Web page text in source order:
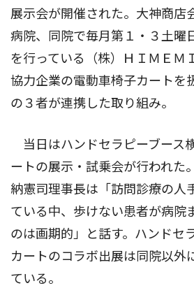
展示会が開催された。大神商店
病院、同院で毎月第１・３土曜
を行っている（株）ＨＩＭＥＭ
協力企業の電動車椅子カートを
の３者が連携した取り組み。
当日はハンドセラピーブース
ートの展示・試乗会が行われた
納憲司理事長は「訪問診療の人
ている中、歩けない患者が病院
のは画期的」と話す。ハンドセ
カートのコラボ出展は同院以外
ている。